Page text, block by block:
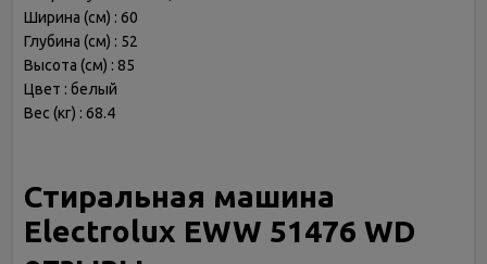
Ширина (см) : 60
Глубина (см) : 52
Высота (см) : 85
Цвет : белый
Вес (кг) : 68.4
Стиральная машина
Electrolux EWW 51476 WD